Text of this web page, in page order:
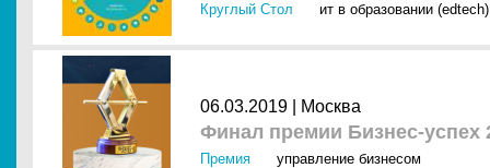
Круглый Стол ит в образовании (edtech)
06.03.2019 | Москва
Финал премии Бизнес-успех
Премия управление бизнесом